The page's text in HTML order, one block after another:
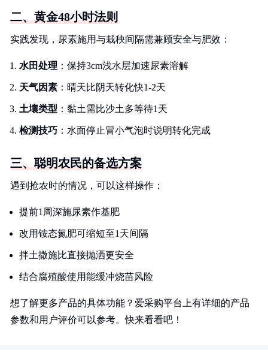
二、黄金48小时法则
实践发现，尿素施用与栽秧间隔需兼顾安全与肥效：
水田处理 ：保持3cm浅水层加速尿素溶解
天气因素 ：晴天比阴天转化快1-2天
土壤类型 ：黏土需比沙土多等待1天
检测技巧 ：水面停止冒小气泡时说明转化完成
三、聪明农民的备选方案
遇到抢农时的情况，可以这样操作：
提前1周深施尿素作基肥
改用铵态氮肥可缩短至1天间隔
拌土撒施比直接抛洒更安全
结合腐殖酸使用能缓冲烧苗风险
想了解更多产品的具体功能？爱采购平台上有详细的产品
参数和用户评价可以参考。快来看看吧！